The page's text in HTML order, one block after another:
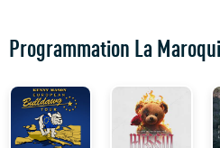
Programmation La